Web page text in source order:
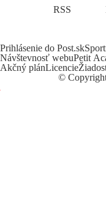
RSS
Prihlásenie do Post.sk
Návštevnosť webuPetit
Akčný plánLicencie
©